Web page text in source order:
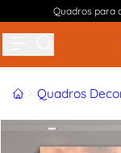
Quadros para
InícioQuadros